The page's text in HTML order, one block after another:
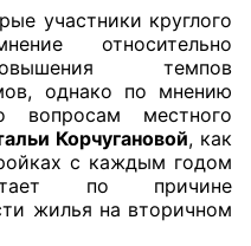
КО”
2024 г.
участники круглого
относительно
темпов
однако по мнению
местного
Корчугановой, как
с каждым годом
по причине
жилья на вторичном